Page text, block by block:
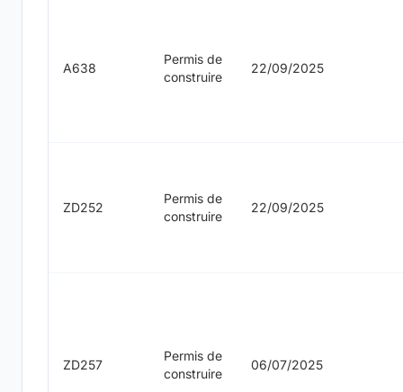
A638
Permis de
construire
22/09/2025
ZD252
Permis de
construire
22/09/2025
ZD257
Permis de
construire
06/07/2025